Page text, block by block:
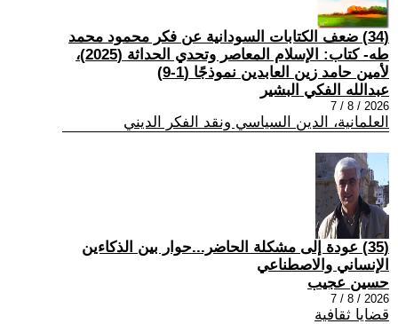
(34) ضعف الكتابات السودانية عن فكر محمود محمد
طه- كتاب: الإسلام المعاصر وتحدي الحداثة (2025)،
لأمين حامد زين العابدين نموذجًا (1-9)
عبدالله الفكي البشير
2026 / 8 / 7
العلمانية، الدين السياسي ونقد الفكر الديني
(35) عودة إلى مشكلة الحاضر...حوار بين الذكاءين
الإنساني والاصطناعي
حسين عجيب
2026 / 8 / 7
قضايا ثقافية